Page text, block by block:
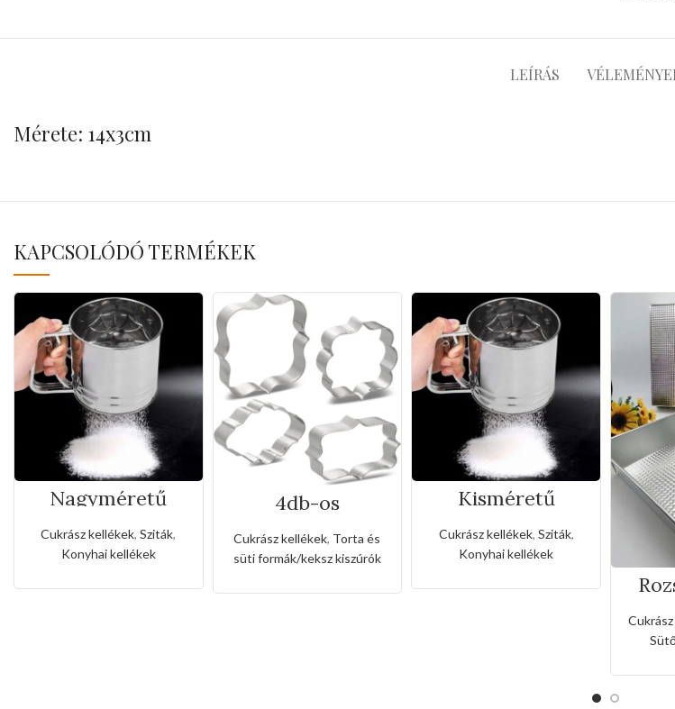
LEÍRÁS
Mérete: 14x3cm
KAPCSOLÓDÓ TERMÉKEK
Nagyméretű
rozsdamentes
liszt,porcukor
szóró
Cukrász kellékek,Sziták,
Konyhai kellékek
4db-os
rozsdamentes
kiszúró készlet
Cukrász kellékek, Torta és
süti formák/keksz kiszúrók
Kisméretű
rozsdamentes
liszt,porcukor
szóró
Cukrász kellékek, Sziták,
Konyhai kellékek